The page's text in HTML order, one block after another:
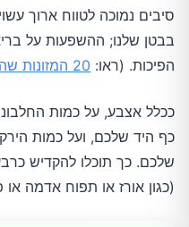
סיבים נמוכה לטווח ארוך
בבטן שלנו; ההשפעות על
הפיכות. (ראו: 20 המזונות שהכי עשירים בסיבים
ככלל אצבע, על כמות
כף היד שלכם, ועל כמות
שלכם. כך תוכלו להקדיש
(כגון אורז או תפוח אדמה